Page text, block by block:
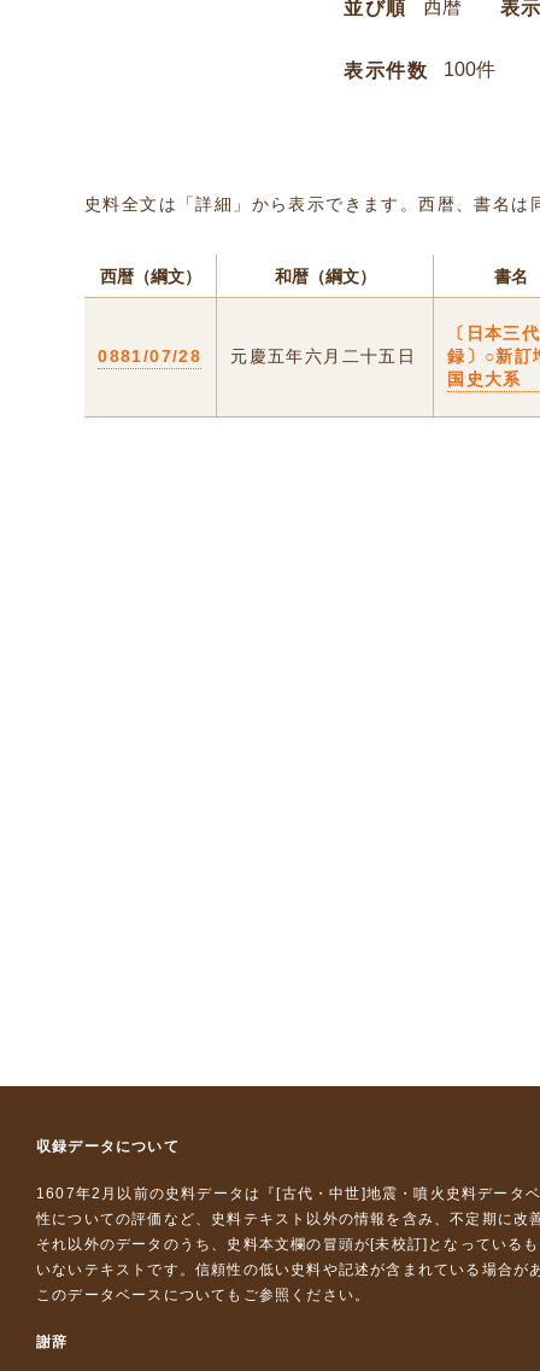
並び順 表
表示件数
史料全文は「詳細」から表示できます。西暦、書名
西暦（綱文） 和暦（綱文） 書名
0881/07/28 元慶五年六月二十五日
〔日本三
録〕○新訂
国史大系
収録データについて
1607年2月以前の史料データは『 [古代・中世]地震・噴火史料データ
性についての評価など、史料テキスト以外の情報を含み、不定期に改
それ以外のデータのうち、史料本文欄の冒頭が[未校訂]となっている
いないテキストです。信頼性の低い史料や記述が含まれている場合が
このデータベースについて もご参照ください。
謝辞